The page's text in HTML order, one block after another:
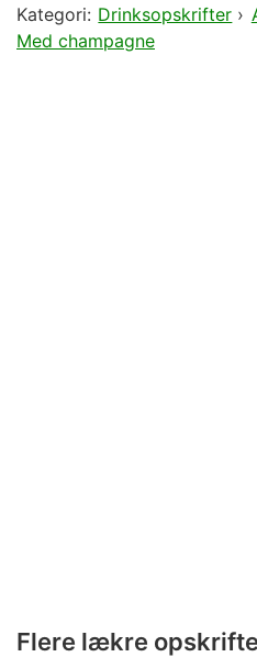
Kategori: Drinksopskrifter ›
Med champagne
Flere lækre